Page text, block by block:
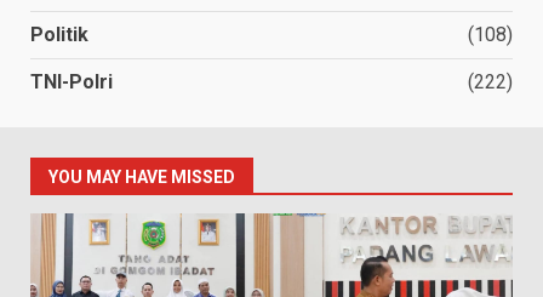
Politik (108)
TNI-Polri (222)
YOU MAY HAVE MISSED